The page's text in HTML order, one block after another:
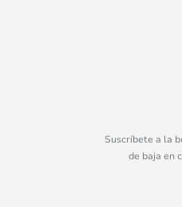
Suscríbete a la
de baja en